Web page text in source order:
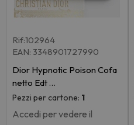
Rif:102964
EAN: 3348901727990
Dior Hypnotic Poison Cofa
netto Edt …
Pezzi per cartone: 1
Accedi per vedere il